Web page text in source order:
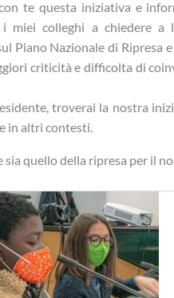
te questa iniziativa e
i miei colleghi a chiedere
Piano Nazionale di Ripresa
criticità e difficolta di
troverai la nostra
in altri contesti.
quello della ripresa per il